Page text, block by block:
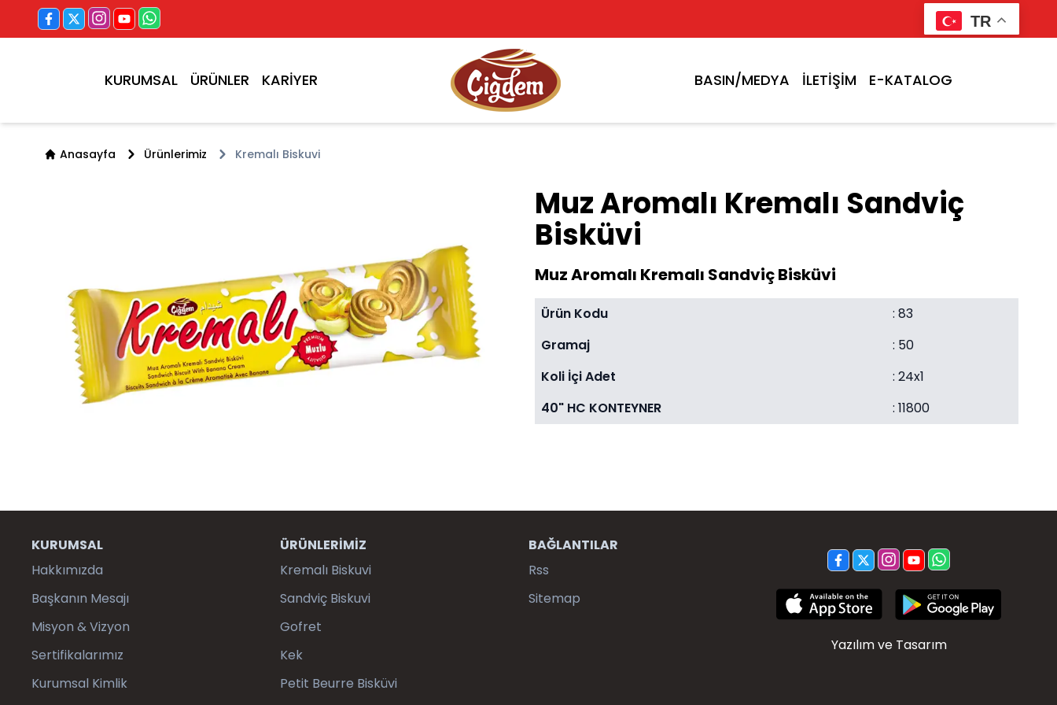
TR
KURUMSAL ÜRÜNLER KARİYER BASIN/MEDYA İLETİŞİM E-KATALOG
Anasayfa Ürünlerimiz Kremalı Biskuvi
Muz Aromalı Kremalı Sandviç
Bisküvi
Muz Aromalı Kremalı Sandviç Bisküvi
Ürün Kodu
: 83
Gramaj
: 50
Koli İçi Adet
: 24x1
40" HC KONTEYNER
: 11800
KURUMSAL
Hakkımızda
Başkanın Mesajı
Misyon & Vizyon
Sertifikalarımız
Kurumsal Kimlik
ÜRÜNLERİMİZ
Kremalı Biskuvi
Sandviç Biskuvi
Gofret
Kek
Petit Beurre Bisküvi
BAĞLANTILAR
Rss
Sitemap
Yazılım ve Tasarım